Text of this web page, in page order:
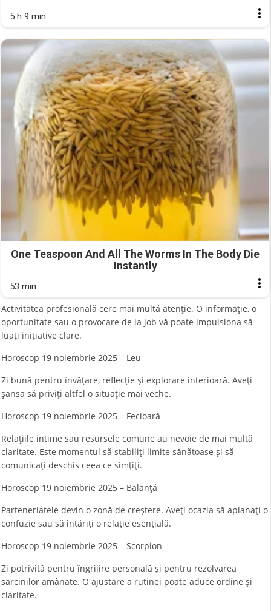
5 h 9 min
One Teaspoon And All The Worms In The Body Die
Instantly
53 min
Activitatea profesională cere mai multă atenție. O informație, o
oportunitate sau o provocare de la job vă poate impulsiona să
luați inițiative clare.
Horoscop 19 noiembrie 2025 – Leu
Zi bună pentru învățare, reflecție și explorare interioară. Aveți
șansa să priviți altfel o situație mai veche.
Horoscop 19 noiembrie 2025 – Fecioară
Relațiile intime sau resursele comune au nevoie de mai multă
claritate. Este momentul să stabiliți limite sănătoase și să
comunicați deschis ceea ce simțiți.
Horoscop 19 noiembrie 2025 – Balanță
Parteneriatele devin o zonă de creștere. Aveți ocazia să aplanați o
confuzie sau să întăriți o relație esențială.
Horoscop 19 noiembrie 2025 – Scorpion
Zi potrivită pentru îngrijire personală și pentru rezolvarea
sarcinilor amânate. O ajustare a rutinei poate aduce ordine și
claritate.